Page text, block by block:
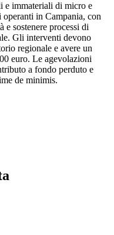
e immateriali di micro e
in Campania, con
sostenere processi di
Gli interventi devono
regionale e avere un
euro. Le agevolazioni
a fondo perduto e
de minimis.